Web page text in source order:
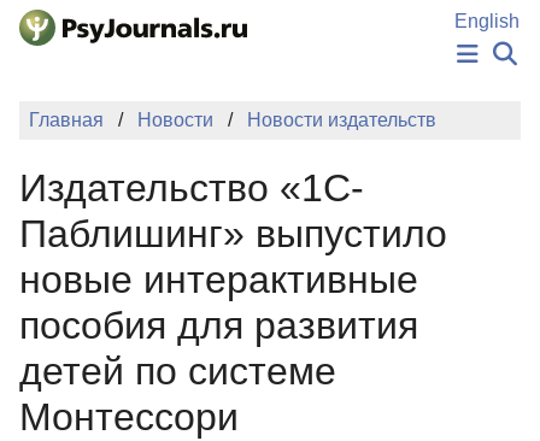
Перейти к основному содержанию
English
НОВОСТИ
ПОДАТЬ РУКОПИСЬ
КЛЮЧЕВЫЕ СЛОВА
Регистрация
Вход
Главная Новости Новости издательств
Издательство «1С-
Паблишинг» выпустило
новые интерактивные
пособия для развития
детей по системе
Монтессори